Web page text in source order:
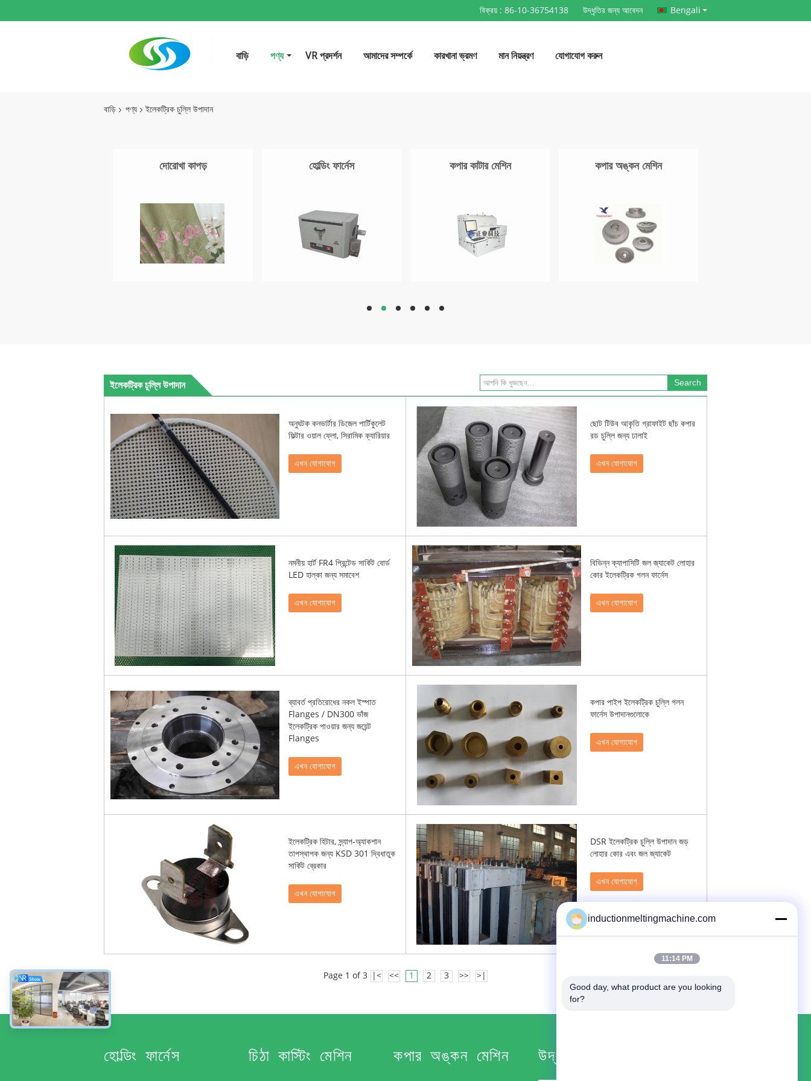
বিক্রয় : 86-10-36754138 উদ্ধৃতির জন্য আবেদন Bengali
বাড়ি পণ্য VR প্রদর্শন আমাদের সম্পর্কে কারখানা ভ্রমণ মান নিয়ন্ত্রণ যোগাযোগ করুন
বাড়ি পণ্য ইলেকট্রিক চুল্লি উপাদান
দোরোখা কাপড় হোল্ডিং ফার্নেস কপার কাটার মেশিন কপার অঙ্কন মেশিন
hd hd hd hd hd hd
ইলেকট্রিক চুল্লি উপাদান
অনুঘটক কনভার্টার ডিজেল পার্টিকুলেট
ফিল্টার ওয়াল ফ্লো, সিরামিক ক্যারিয়ার
এখন যোগাযোগ
ছোট টিউব আকৃতি গ্রাফাইট ছাঁচ কপার
রড চুল্লি জন্য ঢালাই
এখন যোগাযোগ
নমনীয় হার্ট FR4 প্রিন্টেড সার্কিট বোর্ড
LED হাল্কা জন্য সমাবেশ
এখন যোগাযোগ
বিভিন্ন ক্যাপাসিটি জল জ্যাকেট লোহার
কোর ইলেকট্রিক গলন ফার্নেস
এখন যোগাযোগ
ব্যাবর্ত প্রতিরোধের নকল ইস্পাত
Flanges / DN300 ভাঁজ
ইলেকট্রিক পাওয়ার জন্য জয়েন্ট
Flanges
এখন যোগাযোগ
কপার পাইপ ইলেকট্রিক চুল্লি গলন
ফার্নেস উপাদানগুলোকে
এখন যোগাযোগ
ইলেকট্রিক হিটার, স্ন্যাপ-অ্যাকশান
তাপস্থাপক জন্য KSD 301 দ্বিধাতুক
সার্কিট ব্রেকার
এখন যোগাযোগ
DSR ইলেকট্রিক চুল্লি উপাদান জড়
লোহার কোর এবং জল জ্যাকেট
এখন যোগাযোগ
Page 1 of 3 |< << 1 2 3 >> >|
হোল্ডিং ফার্নেস চিঠা কাস্টিং মেশিন কপার অঙ্কন মেশিন উদ্ধৃতির জন্য আবেদন
inductionmeltingmachine.com
11:14 PM
Good day, what product are you looking
for?